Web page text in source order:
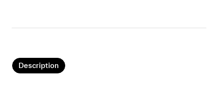
Description